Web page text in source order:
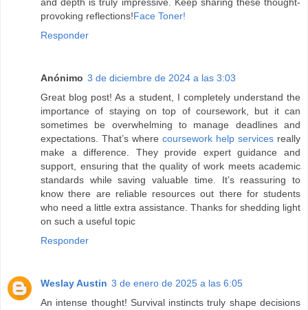
and depth is truly impressive. Keep sharing these thought-
provoking reflections!Face Toner!
Responder
Anónimo 3 de diciembre de 2024 a las 3:03
Great blog post! As a student, I completely understand the
importance of staying on top of coursework, but it can
sometimes be overwhelming to manage deadlines and
expectations. That’s where coursework help services really
make a difference. They provide expert guidance and
support, ensuring that the quality of work meets academic
standards while saving valuable time. It’s reassuring to
know there are reliable resources out there for students
who need a little extra assistance. Thanks for shedding light
on such a useful topic
Responder
Weslay Austin 3 de enero de 2025 a las 6:05
An intense thought! Survival instincts truly shape decisions